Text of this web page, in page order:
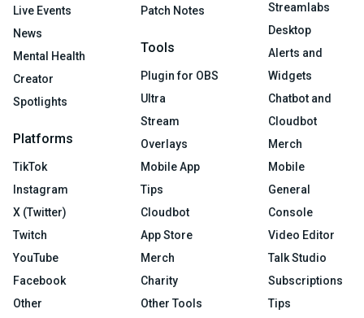
Live Events
News
Mental Health
Creator
Spotlights
Platforms
TikTok
Instagram
X (Twitter)
Twitch
YouTube
Facebook
Other
Patch Notes
Tools
Plugin for OBS
Ultra
Stream
Overlays
Mobile App
Tips
Cloudbot
App Store
Merch
Charity
Other Tools
Streamlabs
Desktop
Alerts and
Widgets
Chatbot and
Cloudbot
Merch
Mobile
General
Console
Video Editor
Talk Studio
Subscriptions
Tips